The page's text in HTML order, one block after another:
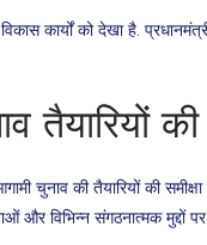
कार्यों को देखा है.
की
की तैयारियों की समीक्षा
और विभिन्न संगठनात्मक मुद्दों